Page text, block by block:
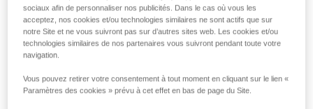
Comment s’assurer du bon serrage des vis
sociaux afin de personnaliser nos publicités. Dans le cas où vous les
acceptez, nos cookies et/ou technologies similaires ne sont actifs que sur
notre Site et ne vous suivront pas sur d’autres sites web. Les cookies et/ou
technologies similaires de nos partenaires vous suivront pendant toute votre
navigation.
Vous pouvez retirer votre consentement à tout moment en cliquant sur le lien «
Paramètres des cookies » prévu à cet effet en bas de page du Site.